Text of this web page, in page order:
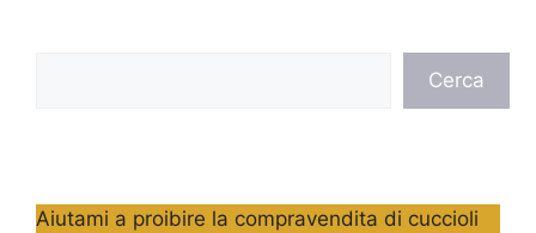
Cerca
Aiutami a proibire la compravendita di cuccioli